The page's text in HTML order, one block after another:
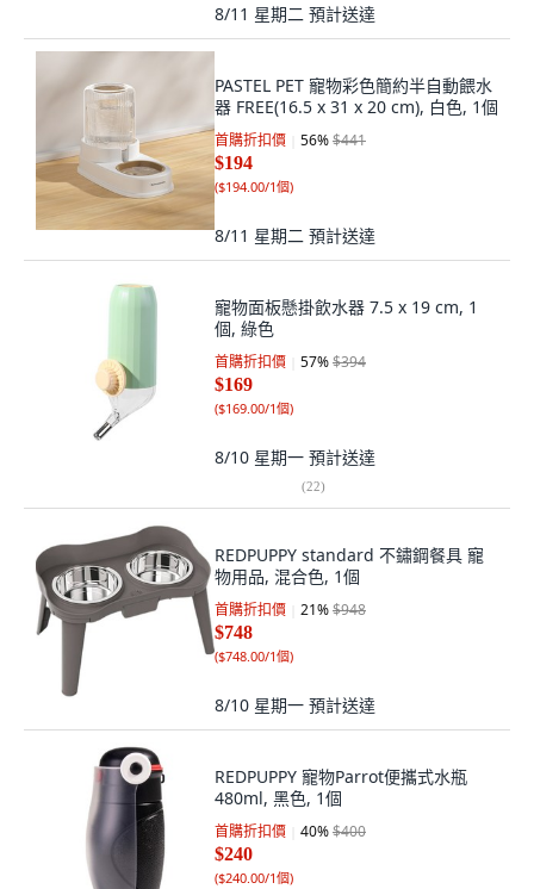
8/11 星期二 預計送達
PASTEL PET 寵物彩色簡約半自動餵水
器 FREE(16.5 x 31 x 20 cm), 白色, 1個
首購折扣價 56%$441
$194
($194.00/1個)
8/11 星期二 預計送達
寵物面板懸掛飲水器 7.5 x 19 cm, 1
個, 綠色
首購折扣價 57%$394
$169
($169.00/1個)
8/10 星期一 預計送達
(22)
REDPUPPY standard 不鏽鋼餐具 寵
物用品, 混合色, 1個
首購折扣價 21%$948
$748
($748.00/1個)
8/10 星期一 預計送達
REDPUPPY 寵物Parrot便攜式水瓶
480ml, 黑色, 1個
首購折扣價 40%$400
$240
($240.00/1個)